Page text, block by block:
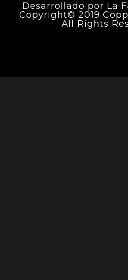
Desarrollado por La
Copyright© 2019
All Rights